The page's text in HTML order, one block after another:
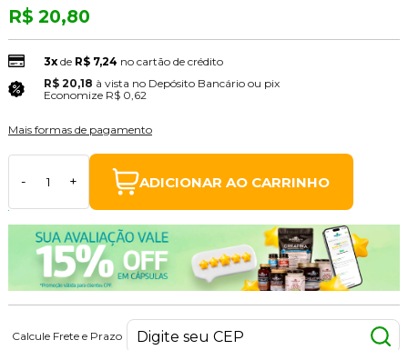
R$ 20,80
3xde R$ 7,24 no cartão de crédito
R$ 20,18 à vista no Depósito Bancário ou pix
Economize R$ 0,62
Mais formas de pagamento
- + ADICIONAR AO CARRINHO
Calcule Frete e Prazo